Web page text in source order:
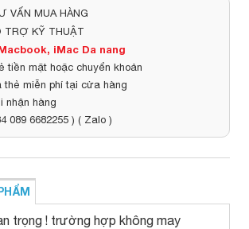
VẤN MUA HÀNG
TRỢ KỸ THUẬT
iMac Da nang
tiền mặt hoặc chuyển khoản
thẻ miễn phí tại cửa hàng
nhận hàng
089 6682255 ) ( Zalo )
trọng ! trường hợp không may